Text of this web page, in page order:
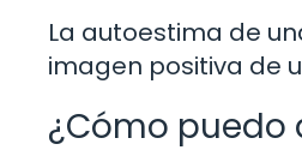
La autoestima de
imagen positiva de
¿Cómo puedo